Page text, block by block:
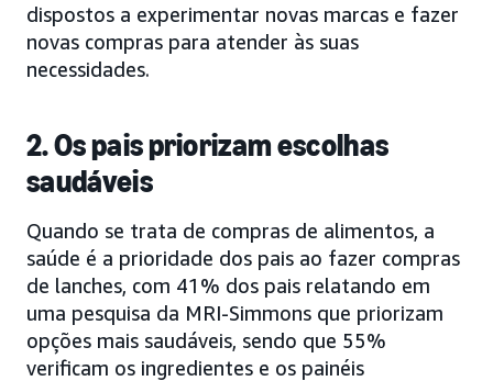
dispostos a experimentar novas marcas e fazer
novas compras para atender às suas
necessidades.
2. Os pais priorizam escolhas
saudáveis
Quando se trata de compras de alimentos, a
saúde é a prioridade dos pais ao fazer compras
de lanches, com 41% dos pais relatando em
uma pesquisa da MRI-Simmons que priorizam
opções mais saudáveis, sendo que 55%
verificam os ingredientes e os painéis